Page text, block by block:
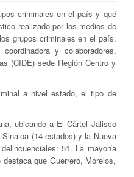
criminales en el país y qué
realizado por los medios de
grupos criminales en el país.
y colaboradores,
(CIDE) sede Región Centro y
a nivel estado, el tipo de
ubicando a El Cártel Jalisco
(14 estados) y la Nueva
51. La mayoría
que Guerrero, Morelos,